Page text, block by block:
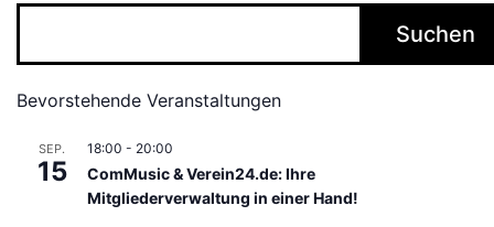
Suchen
Bevorstehende Veranstaltungen
SEP.
15
18:00 - 20:00
ComMusic & Verein24.de: Ihre
Mitgliederverwaltung in einer Hand!